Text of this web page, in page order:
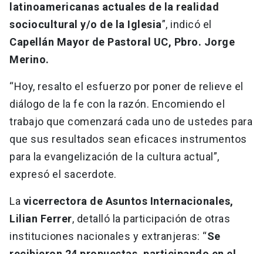
latinoamericanas actuales de la realidad
sociocultural y/o de la Iglesia”, indicó el
Capellán Mayor de Pastoral UC, Pbro. Jorge
Merino.
“Hoy, resalto el esfuerzo por poner de relieve el
diálogo de la fe con la razón. Encomiendo el
trabajo que comenzará cada uno de ustedes para
que sus resultados sean eficaces instrumentos
para la evangelización de la cultura actual”,
expresó el sacerdote.
La vicerrectora de Asuntos Internacionales,
Lilian Ferrer, detalló la participación de otras
instituciones nacionales y extranjeras: “Se